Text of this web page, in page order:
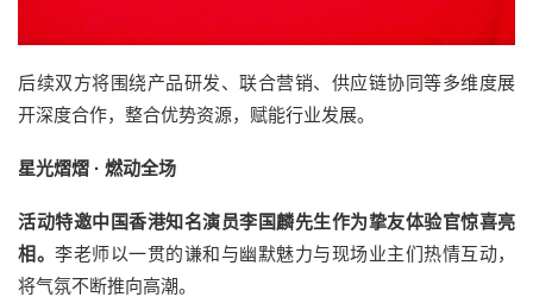
后续双方将围绕产品研发、联合营销、供应链协同等多维度展
开深度合作，整合优势资源，赋能行业发展。
星光熠熠 · 燃动全场
活动特邀中国香港知名演员李国麟先生作为挚友体验官惊喜亮
相。 李老师以一贯的谦和与幽默魅力与现场业主们热情互动，
将气氛不断推向高潮。